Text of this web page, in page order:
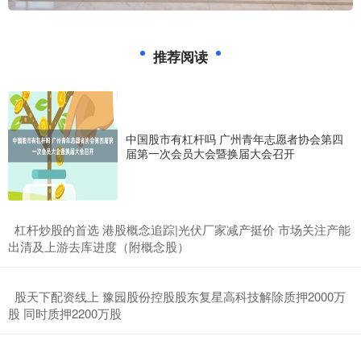
推荐阅读
中国股市有杠杆吗 广州青年志愿者协会第四
届第一次会员大会暨换届大会召开
​杠杆炒股的首选 港股概念追踪|光伏厂家减产挺价 市场关注产能
出清及上游去库进度（附概念股）
​股天下配资线上 豫园股份控股股东复星高科技解除质押2000万
股 同时质押2200万股